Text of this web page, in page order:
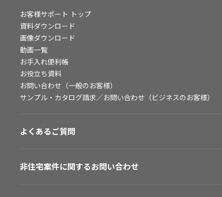
お客様サポート トップ
資料ダウンロード
画像ダウンロード
動画一覧
お手入れ便利帳
お役立ち資料
お問い合わせ（一般のお客様）
サンプル・カタログ請求／お問い合わせ（ビジネスのお客様）
よくあるご質問
非住宅案件に関するお問い合わせ